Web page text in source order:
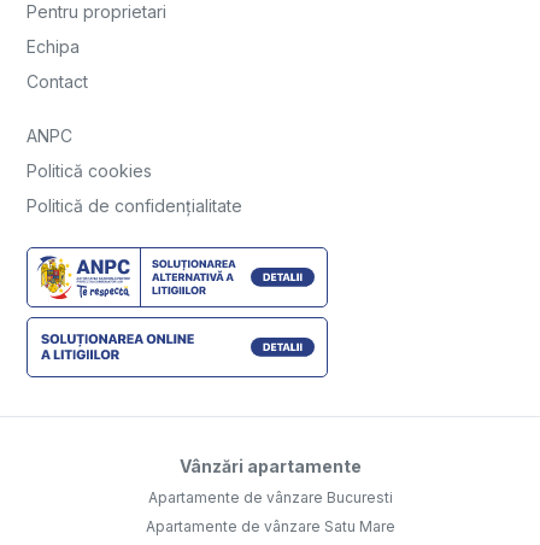
Pentru proprietari
Echipa
Contact
ANPC
Politică cookies
Politică de confidențialitate
Vânzări apartamente
Apartamente de vânzare Bucuresti
Apartamente de vânzare Satu Mare